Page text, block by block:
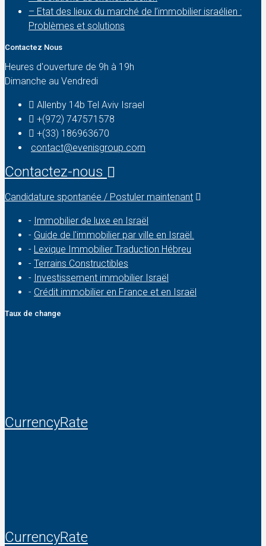
– Etat des lieux du marché de l’immobilier israélien :
Problèmes et solutions
Contactez Nous
Heures d'ouverture de 9h à 19h
Dimanche au Vendredi
Allenby 14b Tel Aviv Israel
+(972) 747571578
+(33) 186963670
contact@evenisgroup.com
Contactez-nous
Candidature spontanée / Postuler maintenant
- Immobilier de luxe en Israël
- Guide de l'immobilier par ville en Israël.
- Lexique Immobilier Traduction Hébreu
- Terrains Constructibles
- Investissement immobilier Israël
- Crédit immobilier en France et en Israël
Taux de change
CurrencyRate
CurrencyRate